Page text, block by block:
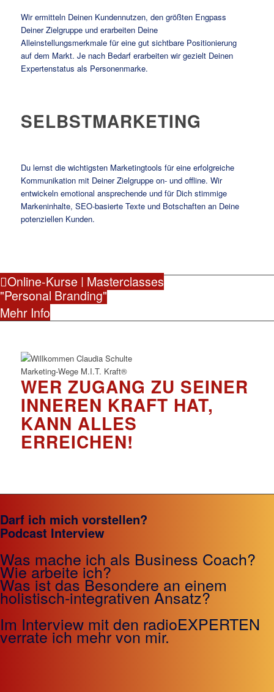
Wir ermitteln Deinen Kundennutzen, den größten Engpass
Deiner Zielgruppe und erarbeiten Deine
Alleinstellungsmerkmale für eine gut sichtbare Positionierung
auf dem Markt. Je nach Bedarf erarbeiten wir gezielt Deinen
Expertenstatus als Personenmarke.
SELBSTMARKETING
Du lernst die wichtigsten Marketingtools für eine erfolgreiche
Kommunikation mit Deiner Zielgruppe on- und offline. Wir
entwickeln emotional ansprechende und für Dich stimmige
Markeninhalte, SEO-basierte Texte und Botschaften an Deine
potenziellen Kunden.
Online-Kurse | Masterclasses
"Personal Branding"
Mehr Info
WER ZUGANG ZU SEINER
INNEREN KRAFT HAT,
KANN ALLES
ERREICHEN!
Darf ich mich vorstellen?
Podcast Interview
Was mache ich als Business Coach?
Wie arbeite ich?
Was ist das Besondere an einem
holistisch-integrativen Ansatz?
Im Interview mit den radioEXPERTEN
verrate ich mehr von mir.